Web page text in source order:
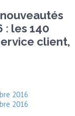
les 140
client,
2016
2016